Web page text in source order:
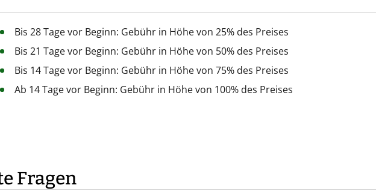
Bis 28 Tage vor Beginn: Gebühr in Höhe von 25% des Preises
Bis 21 Tage vor Beginn: Gebühr in Höhe von 50% des Preises
Bis 14 Tage vor Beginn: Gebühr in Höhe von 75% des Preises
Ab 14 Tage vor Beginn: Gebühr in Höhe von 100% des Preises
Fragen